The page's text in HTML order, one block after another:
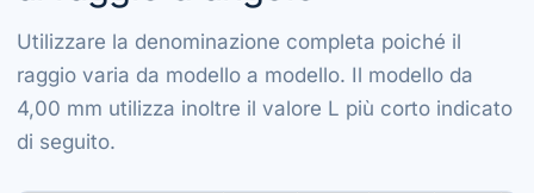
Utilizzare la denominazione completa poiché il
raggio varia da modello a modello. Il modello da
4,00 mm utilizza inoltre il valore L più corto indicato
di seguito.